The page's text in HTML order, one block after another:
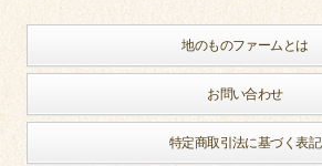
地のものファームとは
お問い合わせ
特定商取引法に基づく表記